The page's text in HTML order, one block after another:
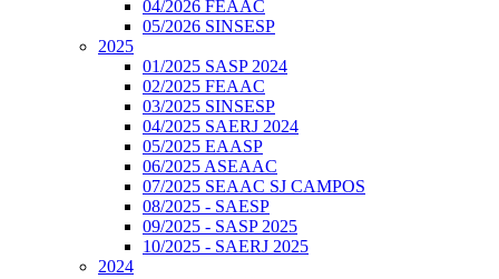
04/2026 FEAAC
05/2026 SINSESP
2025
01/2025 SASP 2024
02/2025 FEAAC
03/2025 SINSESP
04/2025 SAERJ 2024
05/2025 EAASP
06/2025 ASEAAC
07/2025 SEAAC SJ CAMPOS
08/2025 - SAESP
09/2025 - SASP 2025
10/2025 - SAERJ 2025
2024